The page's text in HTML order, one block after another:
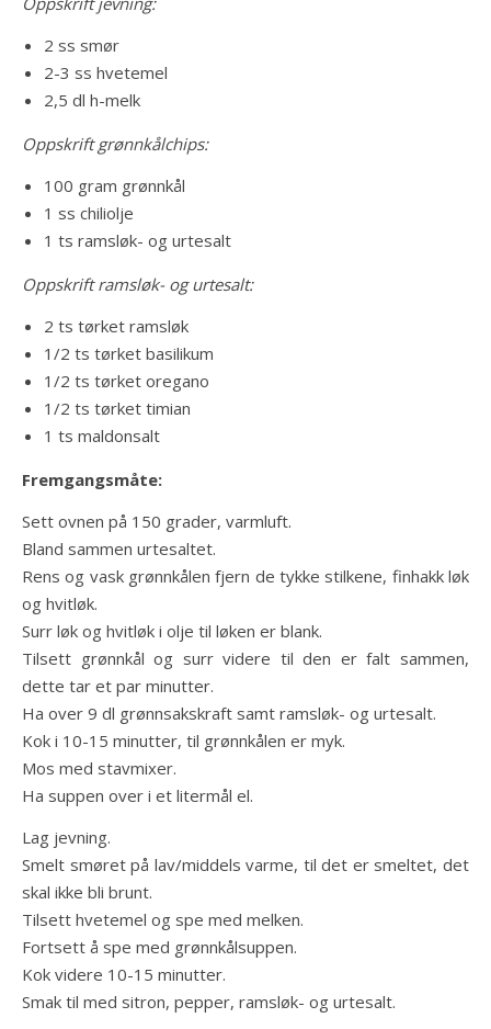
2 ss smør
2-3 ss hvetemel
2,5 dl h-melk
Oppskrift grønnkålchips:
100 gram grønnkål
1 ss chiliolje
1 ts ramsløk- og urtesalt
Oppskrift ramsløk- og urtesalt:
2 ts tørket ramsløk
1/2 ts tørket basilikum
1/2 ts tørket oregano
1/2 ts tørket timian
1 ts maldonsalt
Fremgangsmåte:
Sett ovnen på 150 grader, varmluft.
Bland sammen urtesaltet.
Rens og vask grønnkålen fjern de tykke stilkene, finhakk løk
og hvitløk.
Surr løk og hvitløk i olje til løken er blank.
Tilsett grønnkål og surr videre til den er falt sammen,
dette tar et par minutter.
Ha over 9 dl grønnsakskraft samt ramsløk- og urtesalt.
Kok i 10-15 minutter, til grønnkålen er myk.
Mos med stavmixer.
Ha suppen over i et litermål el.
Lag jevning.
Smelt smøret på lav/middels varme, til det er smeltet, det
skal ikke bli brunt.
Tilsett hvetemel og spe med melken.
Fortsett å spe med grønnkålsuppen.
Kok videre 10-15 minutter.
Smak til med sitron, pepper, ramsløk- og urtesalt.